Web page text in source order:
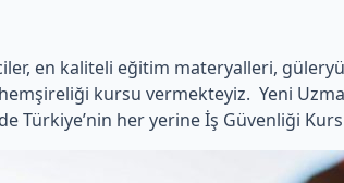
en kaliteli eğitim materyalleri,
kursu vermekteyiz. Yeni
Türkiye’nin her yerine İş Güvenliği